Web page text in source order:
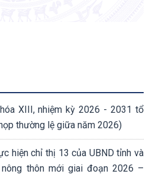
XIII, nhiệm kỳ 2026 - 2031 tổ
thường lệ giữa năm 2026)
hiện chỉ thị 13 của UBND tỉnh và
thôn mới giai đoạn 2026 –